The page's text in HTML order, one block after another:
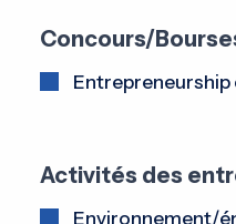
Concours/
Entrepreneurship
Activités des
Environnement/